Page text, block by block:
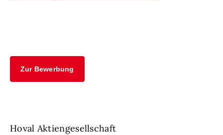
Zur Bewerbung
Hoval Aktiengesellschaft